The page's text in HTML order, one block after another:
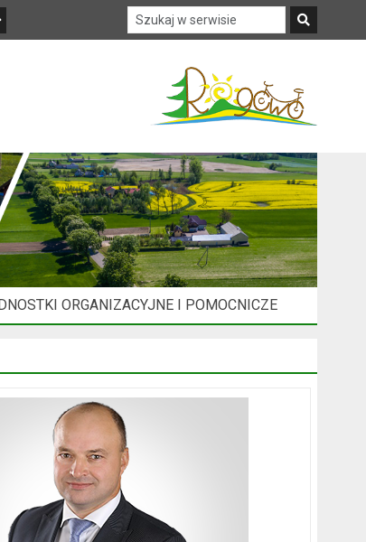
ORGANIZACYJNE I POMOCNICZE